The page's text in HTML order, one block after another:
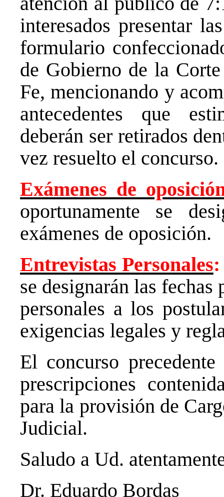
interesados presentar
formulario
de Gobierno de la
Fe, mencionando y
antecedentes que
deberán ser retirados
vez resuelto el concurso.
Exámenes de
oportunamente se
exámenes de oposición.
Entrevistas Personales:
se designarán las
personales a los
exigencias legales y
El concurso
prescripciones
para la provisión de
Judicial.
Saludo a Ud.
Dr. Eduardo Bordas